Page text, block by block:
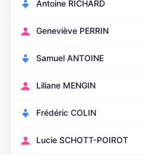
Antoine RICHARD
Geneviève PERRIN
Samuel ANTOINE
Liliane MENGIN
Frédéric COLIN
Lucie SCHOTT-POIROT